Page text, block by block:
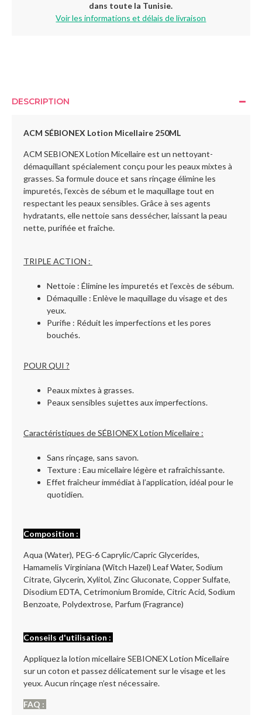
dans toute la Tunisie.
Voir les informations et délais de livraison
DESCRIPTION
ACM SÉBIONEX Lotion Micellaire 250ML
ACM SEBIONEX Lotion Micellaire est un nettoyant-
démaquillant spécialement conçu pour les peaux mixtes à
grasses. Sa formule douce et sans rinçage élimine les
impuretés, l’excès de sébum et le maquillage tout en
respectant les peaux sensibles. Grâce à ses agents
hydratants, elle nettoie sans dessécher, laissant la peau
nette, purifiée et fraîche.
TRIPLE ACTION :
Nettoie : Élimine les impuretés et l’excès de sébum.
Démaquille : Enlève le maquillage du visage et des
yeux.
Purifie : Réduit les imperfections et les pores
bouchés.
POUR QUI ?
Peaux mixtes à grasses.
Peaux sensibles sujettes aux imperfections.
Caractéristiques de SÉBIONEX Lotion Micellaire :
Sans rinçage, sans savon.
Texture : Eau micellaire légère et rafraîchissante.
Effet fraîcheur immédiat à l’application, idéal pour le
quotidien.
Composition :
Aqua (Water), PEG-6 Caprylic/Capric Glycerides,
Hamamelis Virginiana (Witch Hazel) Leaf Water, Sodium
Citrate, Glycerin, Xylitol, Zinc Gluconate, Copper Sulfate,
Disodium EDTA, Cetrimonium Bromide, Citric Acid, Sodium
Benzoate, Polydextrose, Parfum (Fragrance)
Conseils d'utilisation :
Appliquez la lotion micellaire SEBIONEX Lotion Micellaire
sur un coton et passez délicatement sur le visage et les
yeux. Aucun rinçage n’est nécessaire.
FAQ :